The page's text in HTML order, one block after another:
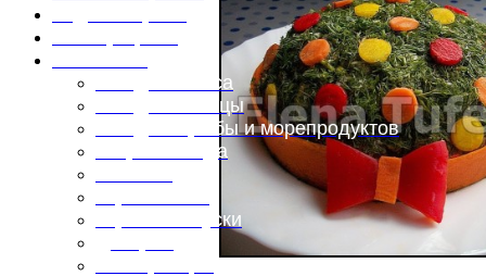
Блюда из мяса
Блюда из птицы
Блюда из рыбы и морепродуктов
Вторые блюда
Горячие закуски